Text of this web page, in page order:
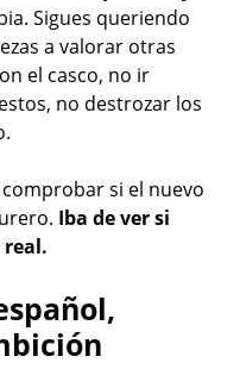
Sigues queriendo
a valorar otras
el casco, no ir
no destrozar los
si el nuevo
Iba de ver si
real.